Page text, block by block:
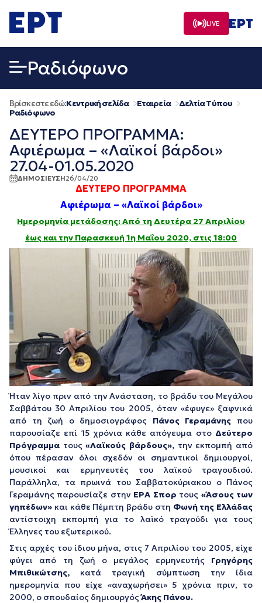
σε
περιεχόμενο
LIVE
Ραδιόφωνο
Βρίσκεστε εδώ:Κεντρική σελίδα Εταιρεία
Δελτία Τύπου
Ραδιόφωνο
ΔΕΥΤΕΡΟ ΠΡΟΓΡΑΜΜΑ:
Αφιέρωμα – «Λαϊκοί βάρδοι»
27.04-01.05.2020
ΔΗΜΟΣΙΕΥΣΗ26/04/20
ΔΕΥΤΕΡΟ ΠΡΟΓΡΑΜΜΑ
Αφιέρωμα – «Λαϊκοί βάρδοι»
Ημερομηνία μετάδοσης: Από τη Δευτέρα 27 Απριλίου
έως και την Παρασκευή 1η Μαΐου 2020, στις 18:00
Ήταν λίγο πριν από την Ανάσταση, το βράδυ του Μεγάλου
Σαββάτου 30 Απριλίου του 2005, όταν «έφυγε» ξαφνικά
από τη ζωή ο δημοσιογράφος Πάνος Γεραμάνης που
παρουσίαζε επί 15 χρόνια κάθε απόγευμα στο Δεύτερο
Πρόγραμμα τους«Λαϊκούς βάρδους», την εκπομπή από
όπου πέρασαν όλοι σχεδόν οι σημαντικοί δημιουργοί,
μουσικοί και ερμηνευτές του λαϊκού τραγουδιού.
Παράλληλα, τα πρωινά του Σαββατοκύριακου ο Πάνος
Γεραμάνης παρουσίαζε στην ΕΡΑ Σπορ τους «Άσους των
γηπέδων» και κάθε Πέμπτη βράδυ στη Φωνή της Ελλάδας
αντίστοιχη εκπομπή για το λαϊκό τραγούδι για τους
Έλληνες του εξωτερικού.
Στις αρχές του ίδιου μήνα, στις 7 Απριλίου του 2005, είχε
φύγει από τη ζωή ο μεγάλος ερμηνευτής Γρηγόρης
Μπιθικώτσης, κατά τραγική σύμπτωση την ίδια
ημερομηνία που είχε «αναχωρήσει» 5 χρόνια πριν, το
2000, ο σπουδαίος δημιουργόςΆκης Πάνου.